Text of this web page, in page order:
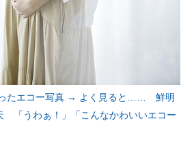
ったエコー写真 → よく見ると…… 鮮明
「うわぁ！」「こんなかわいいエコー